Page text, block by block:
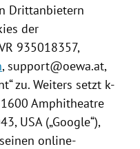
Drittanbietern
der
935018357,
, support@oewa.at,
zu. Weiters setzt k-
Amphitheatre
USA („Google“),
online-